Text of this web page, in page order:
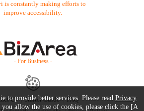
is constantly making efforts to
improve accessibility.
- For Business -
Us Starter Guide
FAQ
to provide better services. Please read Privacy
allow the use of cookies, please click the [A